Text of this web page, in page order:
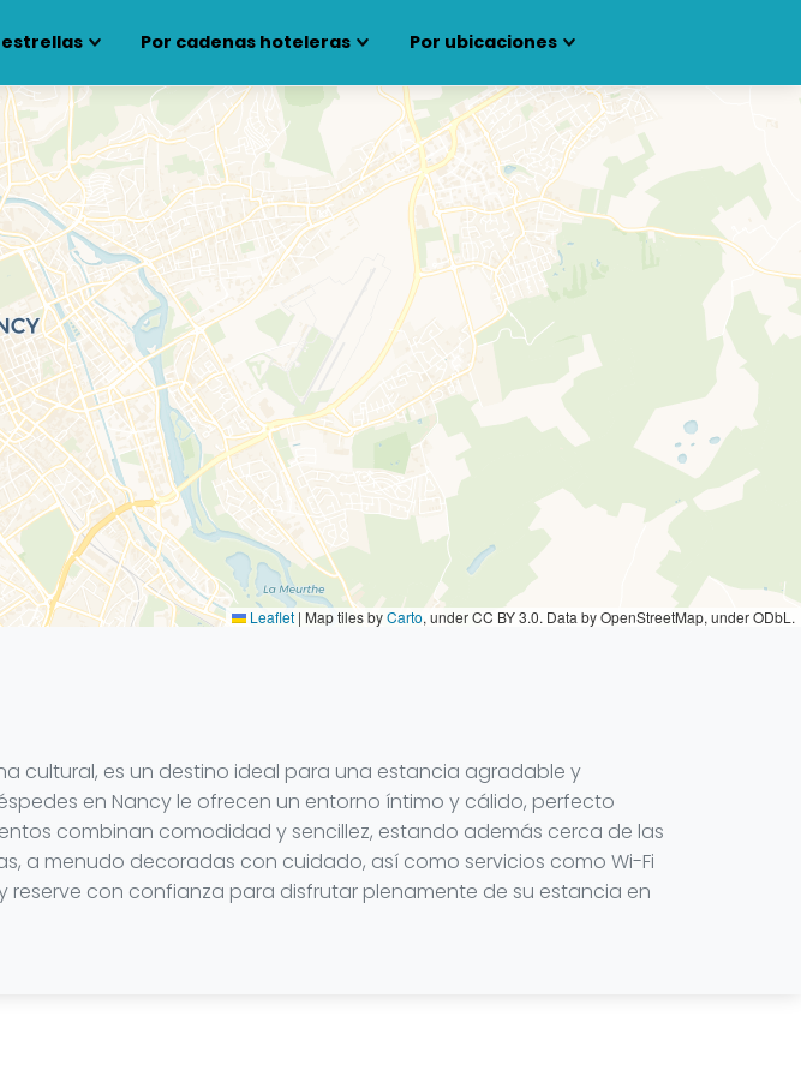
estrellas Por cadenas hoteleras Por ubicaciones
Leaflet | Map tiles byCarto, under CC BY 3.0. Data by OpenStreetMap, under ODbL.
cultural, es un destino ideal para una estancia agradable y
en Nancy le ofrecen un entorno íntimo y cálido, perfecto
combinan comodidad y sencillez, estando además cerca de las
a menudo decoradas con cuidado, así como servicios como Wi-Fi
reserve con confianza para disfrutar plenamente de su estancia en